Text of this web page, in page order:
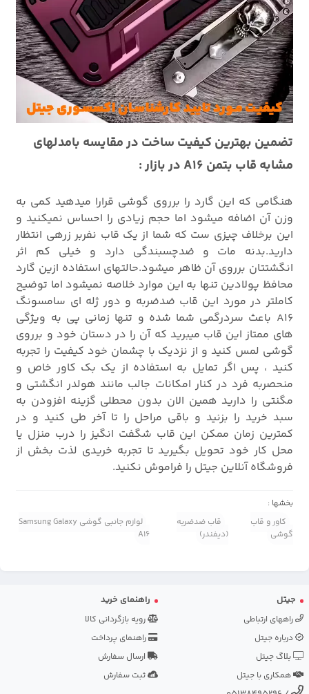
تضمین بهترین کیفیت ساخت در مقایسه بامدلهای
مشابه قاب بتمن A16 در بازار :
هنگامی که این گارد را برروی گوشی قرارا میدهید کمی به
وزن آن اضافه میشود اما حجم زیادی را احساس نمیکنید و
این برخلاف چیزی ست که شما از یک قاب نفربر زرهی انتظار
دارید.بدنه مات و ضدچسبندگی دارد و خیلی کم اثر
انگشتتان برروی آن ظاهر میشود.حالتهای استفاده ازین گارد
محافظ پولادین تنها به این موارد خلاصه نمیشود اما توضیح
کاملتر در مورد این قاب ضدضربه و دور ژله ای سامسونگ
A16 باعث سردرگمی شما شده و تنها زمانی پی به ویژگی
های ممتاز این قاب میبرید که آن را در دستان خود و برروی
گوشی لمس کنید و از نزدیک با چشمان خود کیفیت را تجربه
کنید ، پس اگر تمایل به استفاده از یک بک کاور خاص و
منحصربه فرد در کنار امکانات جالب مانند هولدر انگشتی و
مگنتی را دارید همین الان بدون محطلی گزینه افزودن به
سبد خرید را بزنید و باقی مراحل را تا آخر طی کنید و در
کمترین زمان ممکن این قاب شگفت انگیز را درب منزل یا
محل کار خود تحویل بگیرید تا تجربه خریدی لذت بخش از
فروشگاه آنلاین جیتل را فراموش نکنید.
بخشها :
کاور و قاب
گوشی
قاب ضدضربه
(دیفندر)
لوازم جانبی گوشی Samsung Galaxy
A16
جیتل
راههای ارتباطی
درباره جیتل
بلاگ جیتل
همکاری با جیتل
راهنمای خرید
رویه بازگردانی کالا
راهنمای پرداخت
ارسال سفارش
ثبت سفارش